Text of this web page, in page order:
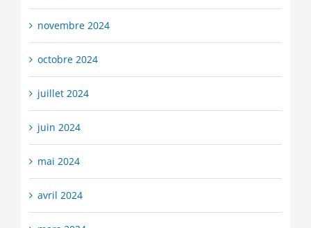
novembre 2024
octobre 2024
juillet 2024
juin 2024
mai 2024
avril 2024